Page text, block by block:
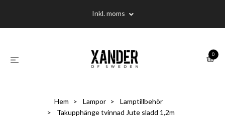
Inkl. moms
0
Hem Lampor
Lamptillbehör
Takupphänge tvinnad Jute sladd 1,2m